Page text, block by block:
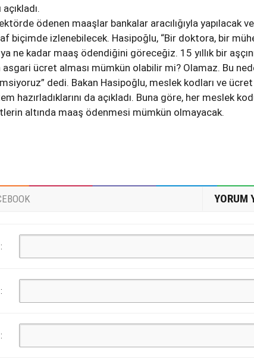
ödenen maaşlar bankalar aracılığıyla yapılacak ve
biçimde izlenebilecek. Hasipoğlu, “Bir doktora, bir
ne kadar maaş ödendiğini göreceğiz. 15 yıllık bir
ücret alması mümkün olabilir mi? Olamaz. Bu
dedi. Bakan Hasipoğlu, meslek kodları ve ücret
hazırladıklarını da açıkladı. Buna göre, her meslek
altında maaş ödenmesi mümkün olmayacak.
YORUM
:
:
: